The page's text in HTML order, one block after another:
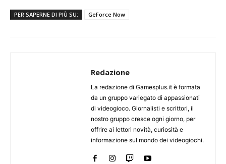
PER SAPERNE DI PIÙ SU: GeForce Now
Redazione
La redazione di Gamesplus.it è formata
da un gruppo variegato di appassionati
di videogioco. Giornalisti e scrittori, il
nostro gruppo cresce ogni giorno, per
offrire ai lettori novità, curiosità e
informazione sul mondo dei videogiochi.